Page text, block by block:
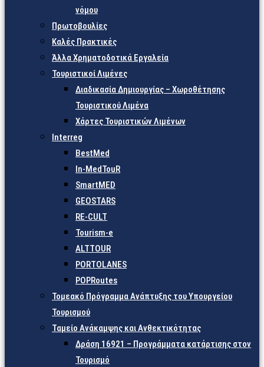
νόμου
Πρωτοβουλίες
Καλές Πρακτικές
Άλλα Χρηματοδοτικά Εργαλεία
Τουριστικοί Λιμένες
Διαδικασία Δημιουργίας – Χωροθέτησης
Τουριστικού Λιμένα
Χάρτες Τουριστικών Λιμένων
Interreg
BestMed
In-MedTouR
SmartMED
GEOSTARS
RE-CULT
Tourism-e
ALTTOUR
PORTOLANES
POPRoutes
Τομεακό Πρόγραμμα Ανάπτυξης του Υπουργείου
Τουρισμού
Ταμείο Ανάκαμψης και Ανθεκτικότητας
Δράση 16921 – Προγράμματα κατάρτισης στον
Τουρισμό